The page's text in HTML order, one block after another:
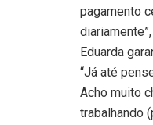
pagamento
Eduarda
“Já até
Acho muito
trabalhando